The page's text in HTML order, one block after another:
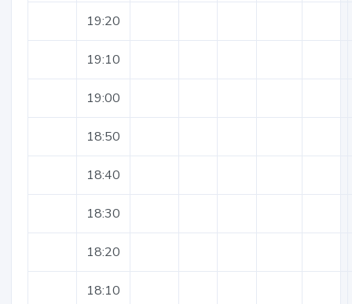
19:20
19:10
19:00
18:50
18:40
18:30
18:20
18:10